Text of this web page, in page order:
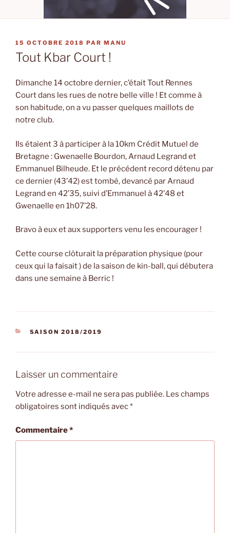
PUBLIÉ
LE
15 OCTOBRE 2018 PAR MANU
Tout Kbar Court !
Dimanche 14 octobre dernier, c’était Tout Rennes
Court dans les rues de notre belle ville ! Et comme à
son habitude, on a vu passer quelques maillots de
notre club.
Ils étaient 3 à participer à la 10km Crédit Mutuel de
Bretagne : Gwenaelle Bourdon, Arnaud Legrand et
Emmanuel Bilheude. Et le précédent record détenu par
ce dernier (43’42) est tombé, devancé par Arnaud
Legrand en 42’35, suivi d’Emmanuel à 42’48 et
Gwenaelle en 1h07’28.
Bravo à eux et aux supporters venu les encourager !
Cette course clôturait la préparation physique (pour
ceux qui la faisait) de la saison de kin-ball, qui débutera
dans une semaine à Berric !
CATÉGORIES
SAISON 2018/2019
Laisser un commentaire
Votre adresse e-mail ne sera pas publiée. Les champs
obligatoires sont indiqués avec*
Commentaire*